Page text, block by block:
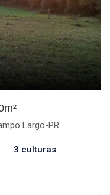
Largo-PR
3 culturas